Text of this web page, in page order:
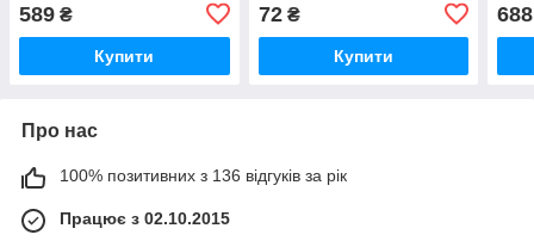
589 ₴
Купити
72₴
Купити
688
Про нас
100% позитивних з 136 відгуків за рік
Працює з 02.10.2015